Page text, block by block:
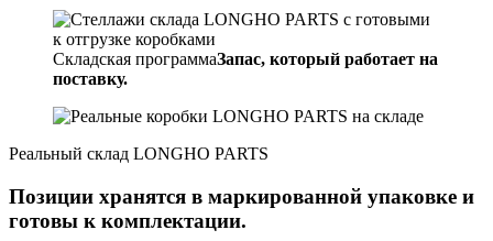
Складская программаЗапас, который работает на
поставку.
Реальный склад LONGHO PARTS
Позиции хранятся в маркированной упаковке и
готовы к комплектации.